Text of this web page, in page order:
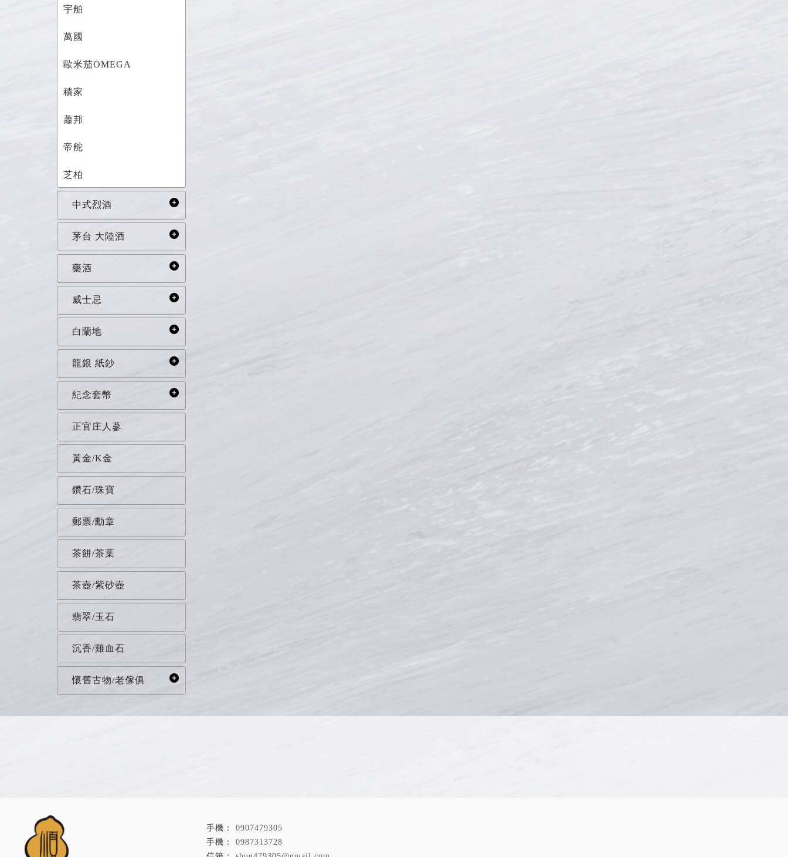
宇舶
萬國
歐米茄OMEGA
積家
蕭邦
帝舵
芝柏
中式烈酒
茅台 大陸酒
藥酒
威士忌
白蘭地
龍銀 紙鈔
紀念套幣
正官庄人蔘
黃金/K金
鑽石/珠寶
郵票/勳章
茶餅/茶葉
茶壺/紫砂壺
翡翠/玉石
沉香/雞血石
懷舊古物/老傢俱
0987313728
0907479305